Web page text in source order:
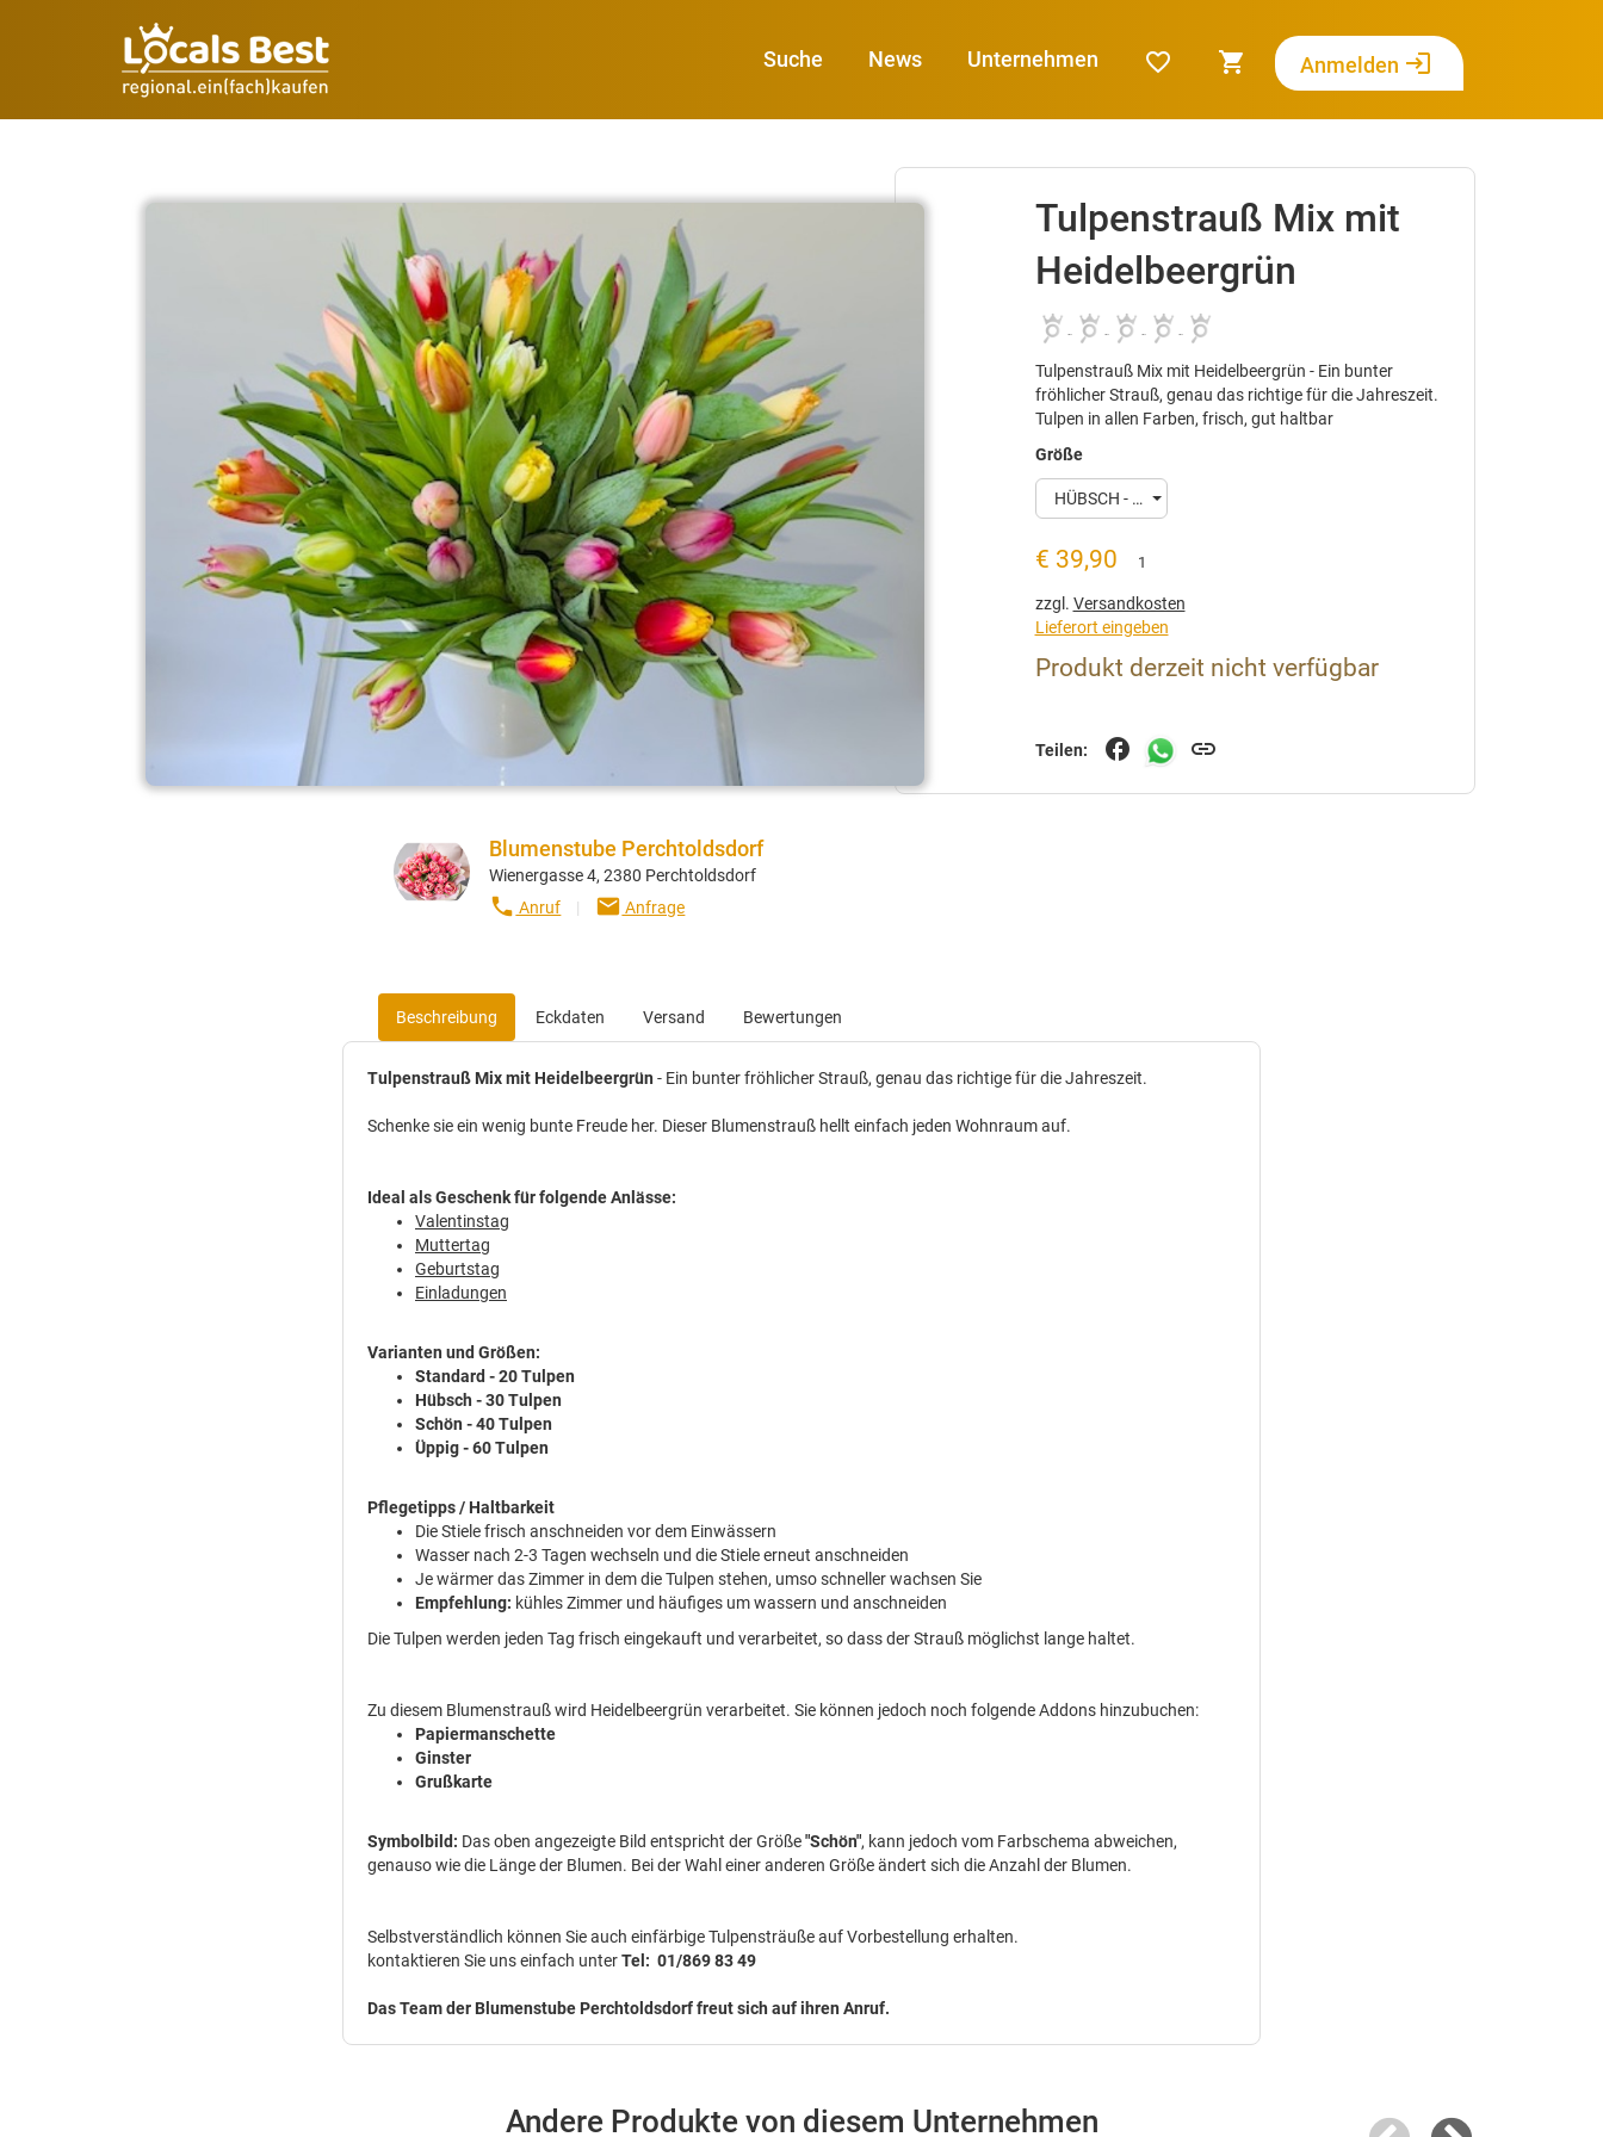
Suche News Unternehmen favorite_border shopping_cart Anmelden login
Blumenstube Perchtoldsdorf
Wienergasse 4, 2380 Perchtoldsdorf
local_phone Anruf | email Anfrage
Tulpenstrauß Mix mit
Heidelbeergrün
Tulpenstrauß Mix mit Heidelbeergrün - Ein bunter
fröhlicher Strauß, genau das richtige für die Jahreszeit.
Tulpen in allen Farben, frisch, gut haltbar
Größe
HÜBSCH - CA. 15 STK. TULPEN
€ 39,90 1
zzgl. Versandkosten
Lieferort eingeben
Produkt derzeit nicht verfügbar
Teilen: facebook link
Beschreibung Eckdaten Versand Bewertungen
Tulpenstrauß Mix mit Heidelbeergrün - Ein bunter fröhlicher Strauß, genau das richtige für die Jahreszeit.
Schenke sie ein wenig bunte Freude her. Dieser Blumenstrauß hellt einfach jeden Wohnraum auf.
Ideal als Geschenk für folgende Anlässe:
Valentinstag
Muttertag
Geburtstag
Einladungen
Varianten und Größen:
Standard - 20 Tulpen
Hübsch - 30 Tulpen
Schön - 40 Tulpen
Üppig - 60 Tulpen
Pflegetipps / Haltbarkeit
Die Stiele frisch anschneiden vor dem Einwässern
Wasser nach 2-3 Tagen wechseln und die Stiele erneut anschneiden
Je wärmer das Zimmer in dem die Tulpen stehen, umso schneller wachsen Sie
Empfehlung: kühles Zimmer und häufiges um wassern und anschneiden
Die Tulpen werden jeden Tag frisch eingekauft und verarbeitet, so dass der Strauß möglichst lange haltet.
Zu diesem Blumenstrauß wird Heidelbeergrün verarbeitet. Sie können jedoch noch folgende Addons hinzubuchen:
Papiermanschette
Ginster
Grußkarte
Symbolbild: Das oben angezeigte Bild entspricht der Größe"Schön", kann jedoch vom Farbschema abweichen,
genauso wie die Länge der Blumen. Bei der Wahl einer anderen Größe ändert sich die Anzahl der Blumen.
Selbstverständlich können Sie auch einfärbige Tulpensträuße auf Vorbestellung erhalten.
kontaktieren Sie uns einfach unterTel: 01/869 83 49
Das Team der Blumenstube Perchtoldsdorf freut sich auf ihren Anruf.
Andere Produkte von diesem Unternehmen